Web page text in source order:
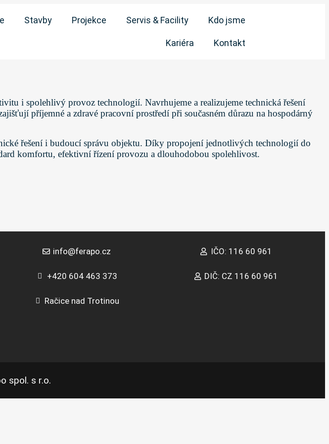
Stavby Projekce Servis & Facility Kdo jsme
Kariéra Kontakt
i spolehlivý provoz technologií. Navrhujeme a realizujeme technická řešení
příjemné a zdravé pracovní prostředí při současném důrazu na hospodárný
řešení i budoucí správu objektu. Díky propojení jednotlivých technologií do
komfortu, efektivní řízení provozu a dlouhodobou spolehlivost.
info@ferapo.cz
+420 604 463 373
Račice nad Trotinou
IČO: 116 60 961
DIČ: CZ 116 60 961
spol. s r.o.